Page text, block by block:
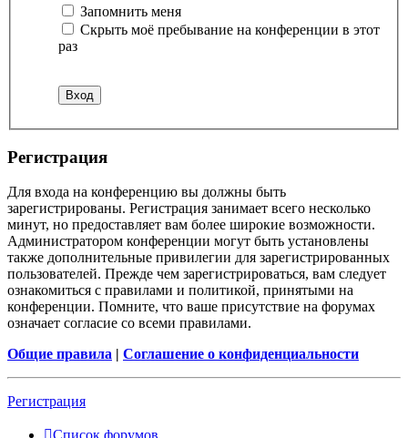
Запомнить меня
Скрыть моё пребывание на конференции в этот
раз
Регистрация
Для входа на конференцию вы должны быть
зарегистрированы. Регистрация занимает всего несколько
минут, но предоставляет вам более широкие возможности.
Администратором конференции могут быть установлены
также дополнительные привилегии для зарегистрированных
пользователей. Прежде чем зарегистрироваться, вам следует
ознакомиться с правилами и политикой, принятыми на
конференции. Помните, что ваше присутствие на форумах
означает согласие со всеми правилами.
Общие правила | Соглашение о конфиденциальности
Регистрация